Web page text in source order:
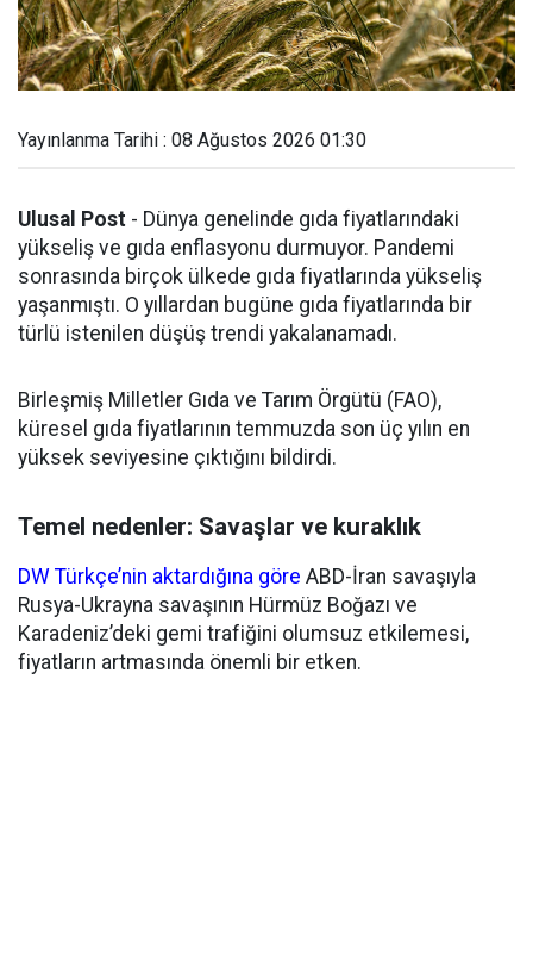
Yayınlanma Tarihi : 08 Ağustos 2026 01:30
Ulusal Post - Dünya genelinde gıda fiyatlarındaki
yükseliş ve gıda enflasyonu durmuyor. Pandemi
sonrasında birçok ülkede gıda fiyatlarında yükseliş
yaşanmıştı. O yıllardan bugüne gıda fiyatlarında bir
türlü istenilen düşüş trendi yakalanamadı.
Birleşmiş Milletler Gıda ve Tarım Örgütü (FAO),
küresel gıda fiyatlarının temmuzda son üç yılın en
yüksek seviyesine çıktığını bildirdi.
Temel nedenler: Savaşlar ve kuraklık
DW Türkçe’nin aktardığına göre ABD-İran savaşıyla
Rusya-Ukrayna savaşının Hürmüz Boğazı ve
Karadeniz’deki gemi trafiğini olumsuz etkilemesi,
fiyatların artmasında önemli bir etken.